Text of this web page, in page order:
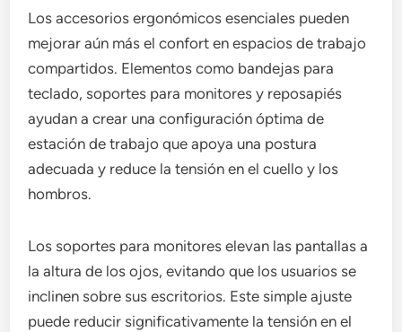
Los accesorios ergonómicos esenciales pueden
mejorar aún más el confort en espacios de trabajo
compartidos. Elementos como bandejas para
teclado, soportes para monitores y reposapiés
ayudan a crear una configuración óptima de
estación de trabajo que apoya una postura
adecuada y reduce la tensión en el cuello y los
hombros.
Los soportes para monitores elevan las pantallas a
la altura de los ojos, evitando que los usuarios se
inclinen sobre sus escritorios. Este simple ajuste
puede reducir significativamente la tensión en el